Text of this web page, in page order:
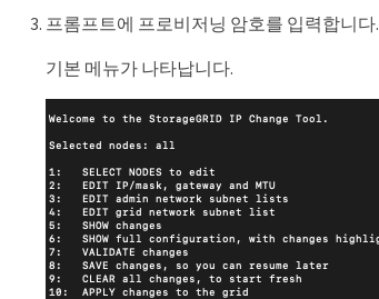
프롬프트에 프로비저닝 암호를 입력합니다.
기본 메뉴가 나타납니다.